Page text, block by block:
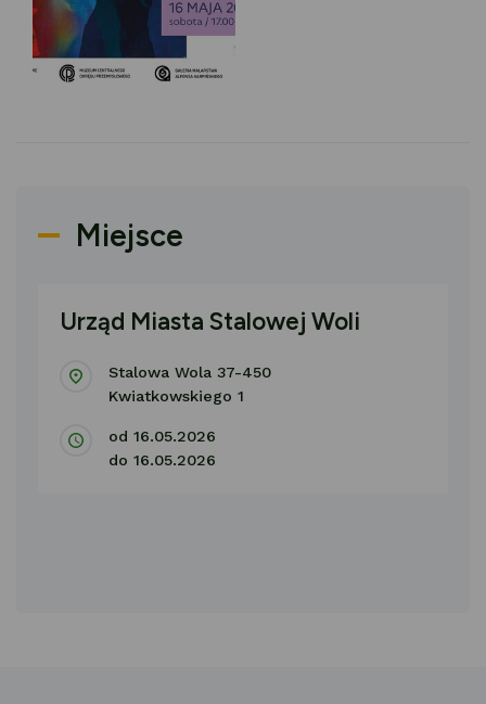
Miejsce
Urząd Miasta Stalowej Woli
Stalowa Wola 37-450
Kwiatkowskiego 1
od 16.05.2026
do 16.05.2026